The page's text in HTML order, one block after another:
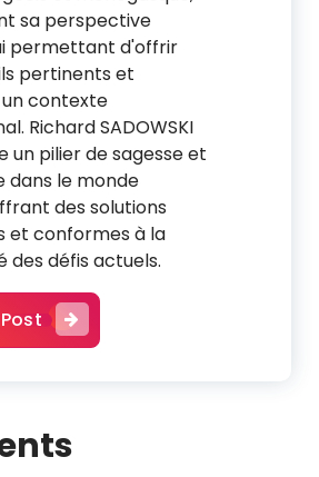
sa perspective
permettant d'offrir
pertinents et
contexte
Richard SADOWSKI
un pilier de sagesse et
dans le monde
des solutions
et conformes à la
des défis actuels.